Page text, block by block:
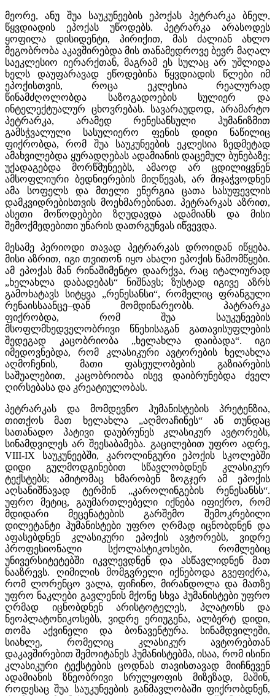
მეორე, ანუ შუა საუკუნეების ეპოქას პეტრარკა ბნელ,
წყვდიადის ეპოქას უწოდებს. პეტრარკა არასოდეს
ყოფილა დისიდენტი, პირიქით, მას ძალიან ახლო
მეგობრობა აკავშირებდა მის თანამედროვე ბევრ მაღალ
საეკლესიო იერარქთან, მაგრამ ეს სულაც არ უშლიდა
ხელს დაუფარავად ეწოდებინა წყვდიადის წლები იმ
ეპოქისთვის, როცა ეკლესია რეალურად
წინამძღოლობდა საზოგადოების სულიერ და
ინტელექტუალურ ცხოვრებას. სავარაუდოდ, არამარტო
პეტრარკა, არამედ რენესანსული ჰუმანიზმით
გამსჭვალული სასულიერო ფენის დიდი ნაწილიც
ფიქრობდა, რომ შუა საუკუნეების ეკლესია ზედმეტად
ამახვილებდა ყურადღებას ადამიანის დაცემულ ბუნებაზე;
უქადაგებდა მორწმუნეებს, ამაოდ არ ცდილიყვნენ
ამსოფლიური ბედნიერების მიღწევას, არ მიჯაჭვოდნენ
ამა სოფელს და მთელი ენერგია ცათა სასუფევლის
დამკვიდრებისთვის მოეხმარებინათ. პეტრარკას აზრით,
ასეთი მოწოდებები ზღუდავდა ადამიანს და მისი
შემოქმედებითი უნარის დათრგუნვას იწვევდა.
მესამე პერიოდი თავად პეტრარკას დროიდან იწყება.
მისი აზრით, იგი თვითონ იყო ახალი ეპოქის წამომწყები.
ამ ეპოქას მან რინაშიმენტო დაარქვა, რაც იტალიურად
„ხელახლა დაბადებას“ ნიშნავს; ზუსტად იგივე აზრს
გამოხატავს სიტყვა „რენესანსი“, რომელიც ფრანგული
რენაისსაანცე–დან მომდინარეობს. პატრარკა
ფიქრობდა, რომ შუა საუკუნეების
მსოფლმხედველობრივი წნეხისაგან გათავისუფლების
შედეგად კაცობრიობა „ხელახლა დაიბადა“. იგი
იმედოვნებდა, რომ კლასიკური ავტორების ხელახლა
აღმოჩენის, მათი ფასეულობების გაზიარების
საშუალებით, კაცობრიობა ისევ დაიბრუნებდა ძველ
ღირსებასა და კრეატიულობას.
პეტრარკას და მომდევნო ჰუმანისტების პრეტენზია,
თითქოს მათ ხელახლა „აღმოაჩინეს“ ან თუნდაც
სათანადო პატივი დაუბრუნეს კლასიკურ ავტორებს,
სინამდვილეს არ შეესაბამება. გაცილებით უფრო ადრე,
VIII-IX საუკუნეებში, კაროლინგური ეპოქის სკოლებში
დიდი გულმოდგინებით სწავლობდნენ კლასიკურ
ტექსტებს; ამიტომაც ხმარობენ ზოგჯერ ამ ეპოქის
აღსანიშნავად ტერმინ „კაროლინგების რენესანსს“.
უფრო მეტიც, გაუმართლებელი იქნება იფიქრო, რომ
მდიდარი მეცენატების გარშემო შემოკრებილი
დილეტანტი ჰუმანისტები უფრო ღრმად იცნობდნენ და
აფასებდნენ კლასიკური ეპოქის ავტორებს, ვიდრე
პროფესიონალი სქოლასტიკოსები, რომლებიც
უნივერსიტეტებში იკვლევდნენ და ასწავლიდნენ მათ
ნააზრევს. ღიმილის მომგვრელი იქნებოდა გვეფიქრა,
რომ ლორენცო ვალა, ფიჩინო, მირანდოლა და მათზე
უფრო ნაკლები გავლენის მქონე სხვა ჰუმანისტები უფრო
ღრმად იცნობდნენ არისტოტელეს, პლატონს და
ნეოპლატონიკოსებს, ვიდრე ერიუგენა, ალბერტ დიდი,
თომა აქვინელი და ბონავენტურა. სინამდვილეში,
სიახლე, რომელიც კლასიკურ ავტორებთან
დაკავშირებით შემოიტანეს ჰუმანისტებმა, ისაა, რომ ისინი
კლასიკური ტექსტების ცოდნას თავისთავად მიიჩნევენ
ადამიანის ზნეობრივი სრულყოფის მიზეზად, მაშინ,
როდესაც შუა საუკუნეების განმავლობაში ფიქრობდნენ,